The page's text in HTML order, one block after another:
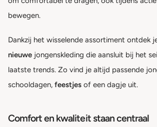
bewegen.
Dankzij het wisselende assortiment ontdek
nieuwe jongenskleding die aansluit bij het
laatste trends. Zo vind je altijd passende
schooldagen, feestjes of een dagje uit.
Comfort en kwaliteit staan centraal